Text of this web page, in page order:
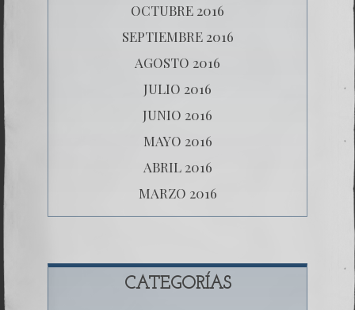
OCTUBRE 2016
SEPTIEMBRE 2016
AGOSTO 2016
JULIO 2016
JUNIO 2016
MAYO 2016
ABRIL 2016
MARZO 2016
CATEGORÍAS